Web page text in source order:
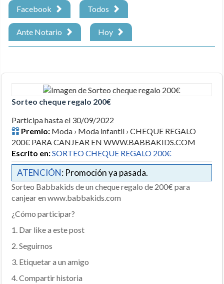
Facebook Todos
Ante Notario Hoy
Sorteo cheque regalo 200€
Participa hasta el 30/09/2022
Premio: Moda › Moda infantil › CHEQUE REGALO
200€ PARA CANJEAR EN WWW.BABBAKIDS.COM
Escrito en:SORTEO CHEQUE REGALO 200€
ATENCIÓN: Promoción ya pasada.
Sorteo Babbakids de un cheque regalo de 200€ para
canjear en www.babbakids.com
¿Cómo participar?
1. Dar like a este post
2. Seguirnos
3. Etiquetar a un amigo
4. Compartir historia